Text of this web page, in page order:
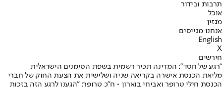
תרבות ובידור
אוכל
מגזין
אנחנו מגייסים
English
X
חירשים
"רגע של חסד": המדינה תכיר רשמית בשפת הסימנים הישראלית
מליאת הכנסת אישרה בקריאה שניה ושלישית את הצעת החוק של חברי
הכנסת חילי טרופר ואביחי בוארון • ח"כ טרופר: "הגענו לרגע הזה בזכות